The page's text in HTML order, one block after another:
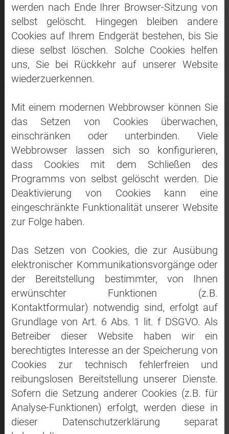
werden nach Ende Ihrer Browser-Sitzung von
selbst gelöscht. Hingegen bleiben andere
Cookies auf Ihrem Endgerät bestehen, bis Sie
diese selbst löschen. Solche Cookies helfen
uns, Sie bei Rückkehr auf unserer Website
wiederzuerkennen.
Mit einem modernen Webbrowser können Sie
das Setzen von Cookies überwachen,
einschränken oder unterbinden. Viele
Webbrowser lassen sich so konfigurieren,
dass Cookies mit dem Schließen des
Programms von selbst gelöscht werden. Die
Deaktivierung von Cookies kann eine
eingeschränkte Funktionalität unserer Website
zur Folge haben.
Das Setzen von Cookies, die zur Ausübung
elektronischer Kommunikationsvorgänge oder
der Bereitstellung bestimmter, von Ihnen
erwünschter Funktionen (z.B.
Kontaktformular) notwendig sind, erfolgt auf
Grundlage von Art. 6 Abs. 1 lit. f DSGVO. Als
Betreiber dieser Website haben wir ein
berechtigtes Interesse an der Speicherung von
Cookies zur technisch fehlerfreien und
reibungslosen Bereitstellung unserer Dienste.
Sofern die Setzung anderer Cookies (z.B. für
Analyse-Funktionen) erfolgt, werden diese in
dieser Datenschutzerklärung separat